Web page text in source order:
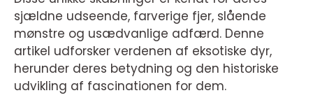
sjældne udseende, farverige fjer, slående
mønstre og usædvanlige adfærd. Denne
artikel udforsker verdenen af eksotiske dyr,
herunder deres betydning og den historiske
udvikling af fascinationen for dem.